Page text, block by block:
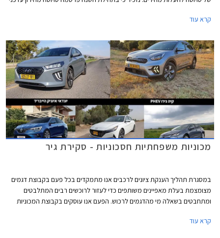
הודעה של היצרנית על פיה עקב עיכובים בשרשרת האספקה חלו שינויים
זמני ההמתנה לרכבים חדשים. שיווקה של טויוטה יאריס הופסק לפני מספר
חודשים בעוד דגמים נוספים לא יסופקו ללקוחות עד לסוף השנה.
קרא עוד
מכוניות משפחתיות חסכוניות - סקירת גיר
במסגרת תהליך הענקת ציונים לרכבים אנו מתמקדים בכל פעם בקבוצת דגמים
מצומצמת בעלת מאפיינים משותפים כדי לעזור לרוכשים רבים המתלבטים
ומתחבטים בשאלה מי מהדגמים לרכוש. הפעם אנו עוסקים בקבוצת המכוניות
חסכוניות, כאלה המוצעות לעיתים קרובות כרכב צמוד ממקום העבודה. באגף
קרא עוד